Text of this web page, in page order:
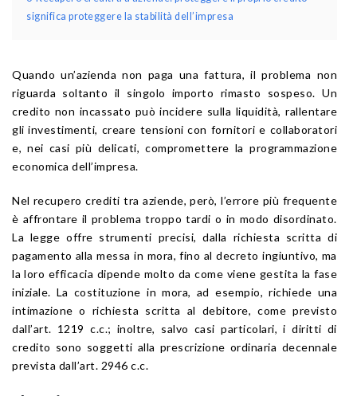
significa proteggere la stabilità dell’impresa
Quando un’azienda non paga una fattura, il problema non
riguarda soltanto il singolo importo rimasto sospeso. Un
credito non incassato può incidere sulla liquidità, rallentare
gli investimenti, creare tensioni con fornitori e collaboratori
e, nei casi più delicati, compromettere la programmazione
economica dell’impresa.
Nel recupero crediti tra aziende, però, l’errore più frequente
è affrontare il problema troppo tardi o in modo disordinato.
La legge offre strumenti precisi, dalla richiesta scritta di
pagamento alla messa in mora, fino al decreto ingiuntivo, ma
la loro efficacia dipende molto da come viene gestita la fase
iniziale. La costituzione in mora, ad esempio, richiede una
intimazione o richiesta scritta al debitore, come previsto
dall’art. 1219 c.c.; inoltre, salvo casi particolari, i diritti di
credito sono soggetti alla prescrizione ordinaria decennale
prevista dall’art. 2946 c.c.